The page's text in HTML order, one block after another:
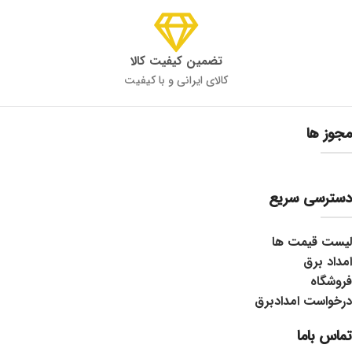
تضمین کیفیت کالا
کالای ایرانی و با کیفیت
مجوز ها
دسترسی سریع
لیست قیمت ها
امداد برق
فروشگاه
درخواست امدادبرق
تماس باما